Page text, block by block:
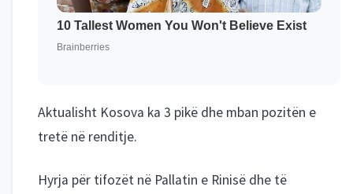
Aktualisht Kosova ka 3 pikë dhe mban pozitën e
tretë në renditje.
Hyrja për tifozët në Pallatin e Rinisë dhe të